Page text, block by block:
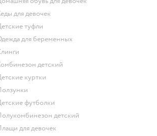
Кеды для девочек
Детские туфли
Одежда для беременных
Слинги
Комбинезон детский
Детские куртки
Ползунки
Детские футболки
Полукомбинезон детский
Плащи для девочек